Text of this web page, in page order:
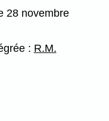
28 novembre
: R.M.